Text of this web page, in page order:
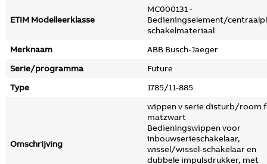
ETIM Modelleerklasse
MC000131 -
Bedieningselement/
schakelmateriaal
Merknaam
ABB Busch-Jaeger
Serie/programma
Future
Type
1785/11-885
Omschrijving
wippen v serie disturb/room
matzwart
Bedieningswippen voor
inbouwserieschakelaar,
wissel/wissel-schakelaar en
dubbele impulsdrukker, met